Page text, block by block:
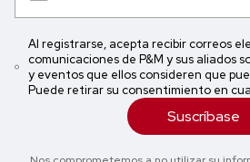
Al registrarse, acepta recibir correos
comunicaciones de P&M y sus aliados
y eventos que ellos consideren que
Puede retirar su consentimiento en
Suscríbase